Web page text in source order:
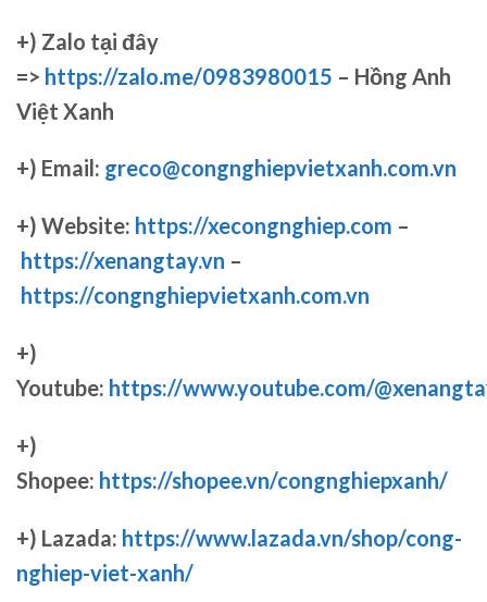
+) Zalo tại đây
=> https://zalo.me/0983980015 – Hồng Anh
Việt Xanh
+) Email: greco@congnghiepvietxanh.com.vn
+) Website: https://xecongnghiep.com –
https://xenangtay.vn –
https://congnghiepvietxanh.com.vn
+)
Youtube: https://www.youtube.com/
+)
Shopee: https://shopee.vn/congnghiepxanh/
+) Lazada: https://www.lazada.vn/shop/cong-
nghiep-viet-xanh/